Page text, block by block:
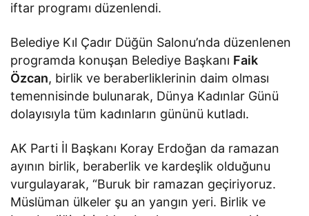
iftar programı düzenlendi.
Belediye Kıl Çadır Düğün Salonu’nda düzenlenen
programda konuşan Belediye Başkanı Faik
Özcan, birlik ve beraberliklerinin daim olması
temennisinde bulunarak, Dünya Kadınlar Günü
dolayısıyla tüm kadınların gününü kutladı.
AK Parti İl Başkanı Koray Erdoğan da ramazan
ayının birlik, beraberlik ve kardeşlik olduğunu
vurgulayarak, “Buruk bir ramazan geçiriyoruz.
Müslüman ülkeler şu an yangın yeri. Birlik ve